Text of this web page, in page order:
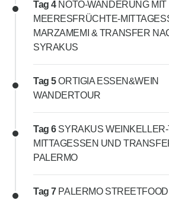
Tag 4 NOTO-WANDERUNG MIT
MEERESFRÜCHTE-
MARZAMEMI & TRANSFER
SYRAKUS
Tag 5ORTIGIA ESSEN&WEIN
WANDERTOUR
Tag 6 SYRAKUS
MITTAGESSEN UND
PALERMO
Tag 7 PALERMO STREETFOOD